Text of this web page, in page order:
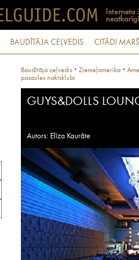
BAUDĪTĀJA CEĻVEDIS CITĀDI
Baudītāja ceļvedis · Ziemeļamerika ·
pasaules naktsklubi
GUYS&DOLLS
Autors: Elīza Kaurāte